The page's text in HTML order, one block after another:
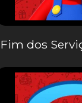
Fim dos